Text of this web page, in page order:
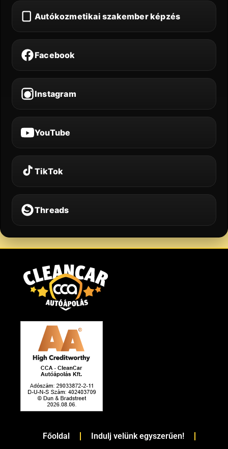
Autókozmetikai szakember képzés
Facebook
Instagram
YouTube
TikTok
Threads
Főoldal Indulj velünk egyszerűen!